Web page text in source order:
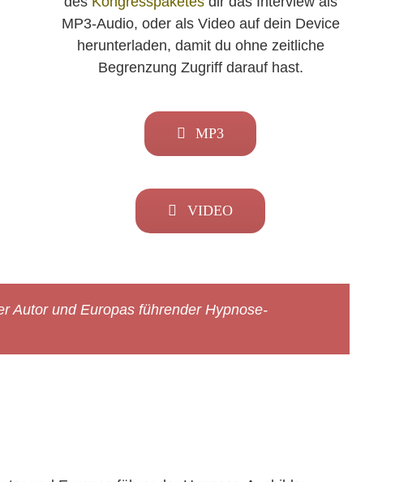
MP3-Audio, oder als Video auf dein Device
herunterladen, damit du ohne zeitliche
Begrenzung Zugriff darauf hast.
MP3
VIDEO
Autor und Europas führender Hypnose-